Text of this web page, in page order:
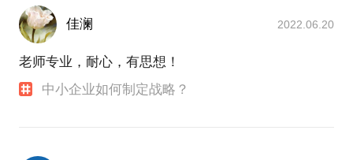
佳澜 2022.06.20
老师专业，耐心，有思想！
中小企业如何制定战略？